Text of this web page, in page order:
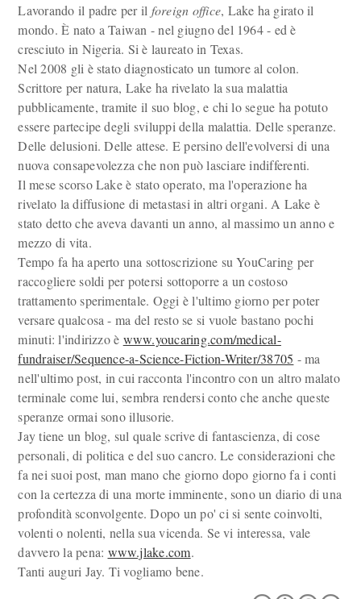
Lavorando il padre per il foreign office, Lake ha girato il
mondo. È nato a Taiwan - nel giugno del 1964 - ed è
cresciuto in Nigeria. Si è laureato in Texas.
Nel 2008 gli è stato diagnosticato un tumore al colon.
Scrittore per natura, Lake ha rivelato la sua malattia
pubblicamente, tramite il suo blog, e chi lo segue ha potuto
essere partecipe degli sviluppi della malattia. Delle speranze.
Delle delusioni. Delle attese. E persino dell'evolversi di una
nuova consapevolezza che non può lasciare indifferenti.
Il mese scorso Lake è stato operato, ma l'operazione ha
rivelato la diffusione di metastasi in altri organi. A Lake è
stato detto che aveva davanti un anno, al massimo un anno e
mezzo di vita.
Tempo fa ha aperto una sottoscrizione su YouCaring per
raccogliere soldi per potersi sottoporre a un costoso
trattamento sperimentale. Oggi è l'ultimo giorno per poter
versare qualcosa - ma del resto se si vuole bastano pochi
minuti: l'indirizzo è www.youcaring.com/medical-
fundraiser/Sequence-a-Science-Fiction-Writer/38705 - ma
nell'ultimo post, in cui racconta l'incontro con un altro malato
terminale come lui, sembra rendersi conto che anche queste
speranze ormai sono illusorie.
Jay tiene un blog, sul quale scrive di fantascienza, di cose
personali, di politica e del suo cancro. Le considerazioni che
fa nei suoi post, man mano che giorno dopo giorno fa i conti
con la certezza di una morte imminente, sono un diario di una
profondità sconvolgente. Dopo un po' ci si sente coinvolti,
volenti o nolenti, nella sua vicenda. Se vi interessa, vale
davvero la pena: www.jlake.com.
Tanti auguri Jay. Ti vogliamo bene.